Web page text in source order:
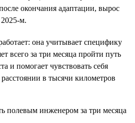
окончания адаптации, вырос
м.
она учитывает специфику
всего за три месяца пройти путь
и помогает чувствовать себя
в тысячи километров